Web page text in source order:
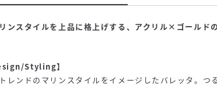
リンスタイルを上品に格上げする、アクリル×ゴールド
Styling】
レンドのマリンスタイルをイメージしたバレッタ。つ